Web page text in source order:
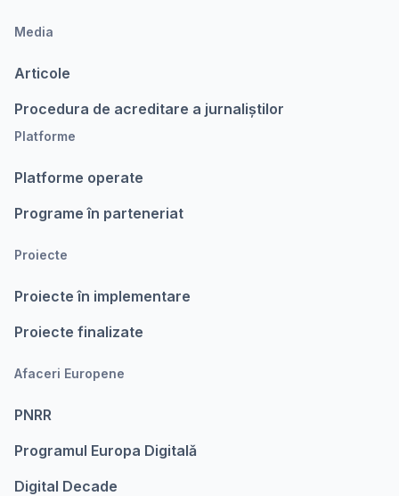
Media
Articole
Procedura de acreditare a jurnaliștilor
Platforme
Platforme operate
Programe în parteneriat
Proiecte
Proiecte în implementare
Proiecte finalizate
Afaceri Europene
PNRR
Programul Europa Digitalǎ
Digital Decade